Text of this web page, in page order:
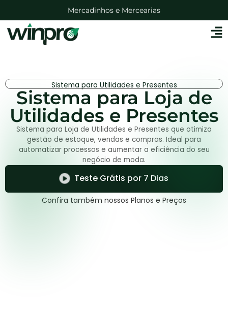
Mercadinhos e Mercearias
Lojas Auto Peças
Sistema para Utilidades e Presentes
Sistema para Loja de
Utilidades e Presentes
Sistema para Loja de Utilidades e Presentes que otimiza
gestão de estoque, vendas e compras. Ideal para
automatizar processos e aumentar a eficiência do seu
negócio de moda.
Teste Grátis por 7 Dias
Confira também nossos Planos e Preços